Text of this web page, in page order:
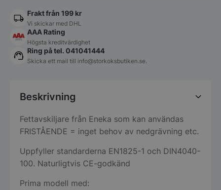
Frakt från 199 kr
Vi skickar med DHL
AAA Rating
Högsta kreditvärdighet
Ring på tel. 041041444
Skicka ett mail till info@storkoksbutiken.se.
Beskrivning
Fettavskiljare från Eneka som kan användas
FRISTÅENDE = inget behov av nedgrävning etc.
Uppfyller standarderna EN1825-1 och DIN4040-
100. Naturligtvis CE-godkänd
Prima modell med: